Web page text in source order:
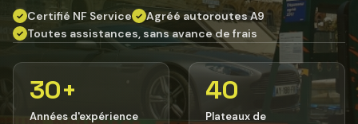
✓ Certifié NF Service ✓ Agréé autoroutes A9
✓ Toutes assistances, sans avance de frais
30+
Années d'expérience
40
Plateaux de